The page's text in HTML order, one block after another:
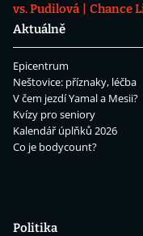
vs. Pudilová
Chance
Aktuálně
Epicentrum
Neštovice: příznaky, léčba
V čem jezdí Yamal a Mesii?
Kvízy pro seniory
Kalendář úplňků 2026
Co je bodycount?
Politika